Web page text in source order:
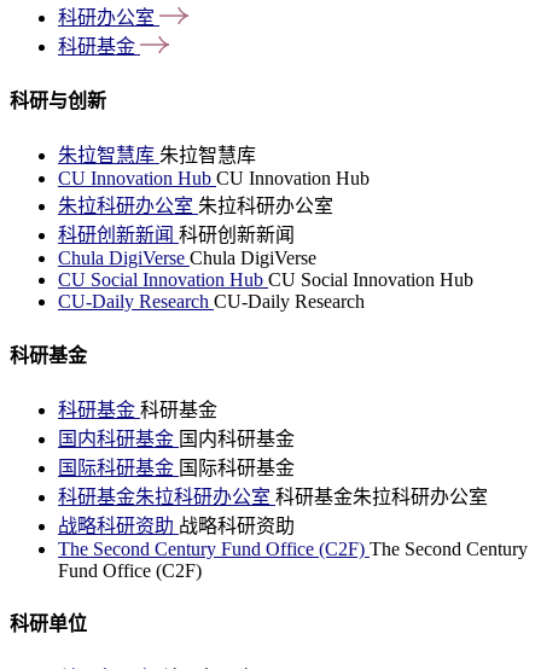
科研办公室
科研基金
科研与创新
朱拉智慧库 朱拉智慧库
CU Innovation Hub CU Innovation Hub
朱拉科研办公室 朱拉科研办公室
科研创新新闻 科研创新新闻
Chula DigiVerse Chula DigiVerse
CU Social Innovation Hub CU Social Innovation Hub
CU-Daily Research CU-Daily Research
科研基金
科研基金 科研基金
国内科研基金 国内科研基金
国际科研基金 国际科研基金
科研基金朱拉科研办公室 科研基金朱拉科研办公室
战略科研资助 战略科研资助
The Second Century Fund Office (C2F) The Second Century
Fund Office (C2F)
科研单位